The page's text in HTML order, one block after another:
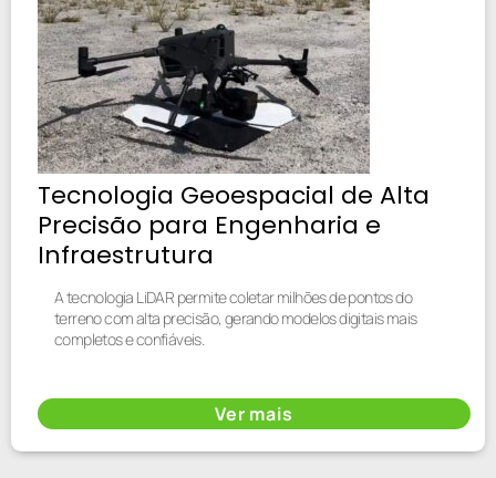
Tecnologia Geoespacial de Alta
Precisão para Engenharia e
Infraestrutura
A tecnologia LiDAR permite coletar milhões de pontos do
terreno com alta precisão, gerando modelos digitais mais
completos e confiáveis.
Ver mais